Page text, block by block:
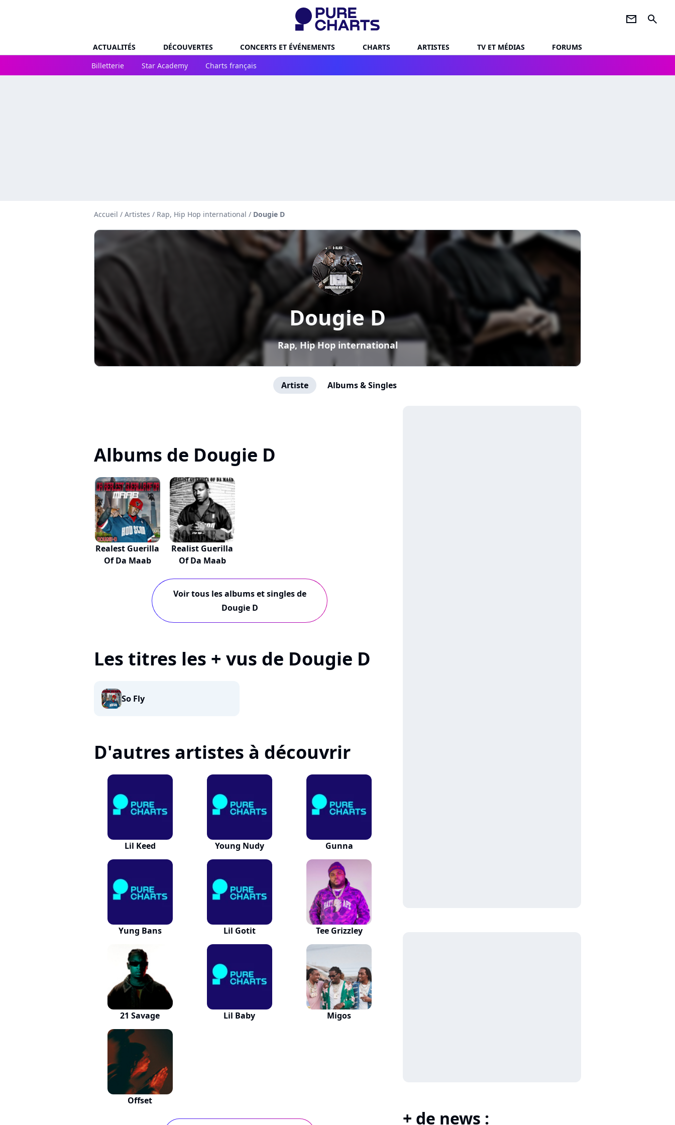
newsletter search
ACTUALITÉS DÉCOUVERTES CONCERTS ET ÉVÉNEMENTS CHARTS ARTISTES TV ET MÉDIAS
FORUMS
Billetterie
Star Academy Charts français
Accueil / Artistes / Rap, Hip Hop international / Dougie D
Dougie D
Rap, Hip Hop international
Artiste Albums & Singles
Albums de Dougie D
Realest Guerilla
Of Da Maab
Realist Guerilla
Of Da Maab
Voir tous les albums et singles de
Dougie D
Les titres les + vus de Dougie D
So Fly
D'autres artistes à découvrir
Lil Keed Young Nudy Gunna
Yung Bans Lil Gotit Tee Grizzley
21 Savage Lil Baby Migos
Offset
+ de news :